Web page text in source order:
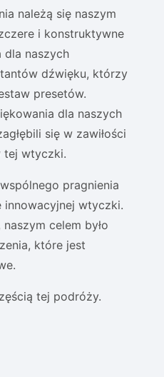
należą się naszym
i konstruktywne
dla naszych
dźwięku, którzy
presetów.
dla naszych
się w zawiłości
tej wtyczki.
pragnienia
wtyczki.
celem było
które jest
tej podróży.